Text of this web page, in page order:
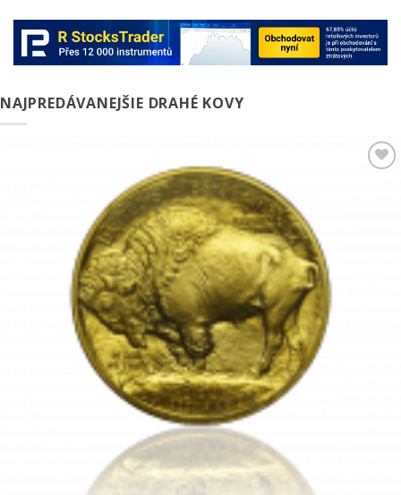
NAJPREDÁVANEJŠIE DRAHÉ KOVY